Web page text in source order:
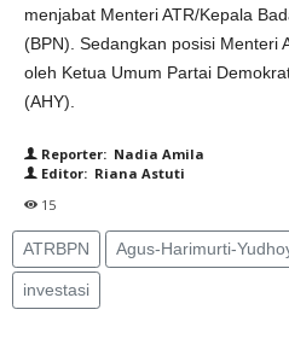
menjabat Menteri ATR/Kepala
(BPN). Sedangkan posisi Menteri
oleh Ketua Umum Partai
(AHY).
Reporter: Nadia Amila
Editor: Riana Astuti
15
ATRBPN Agus-Harimurti-
investasi